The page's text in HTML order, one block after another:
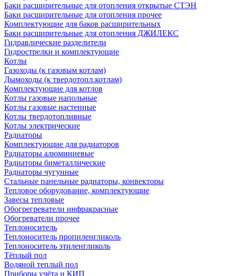
Баки расширительные для отопления открытые СТЭН
Баки расширительные для отопления прочее
Комплектующие для баков расширительных
Баки расширительные для отопления ДЖИЛЕКС
Гидравлические разделители
Гидрострелки и комплектующие
Котлы
Газоходы (к газовым котлам)
Дымоходы (к твердотопл.котлам)
Комплектующие для котлов
Котлы газовые напольные
Котлы газовые настенные
Котлы твердотопливные
Котлы электрические
Радиаторы
Комплектующие для радиаторов
Радиаторы алюминиевые
Радиаторы биметаллические
Радиаторы чугунные
Стальные панельные радиаторы, конвекторы
Тепловое оборудование, комплектующие
Завесы тепловые
Обогрегреватели инфракрасные
Обогреватели прочее
Теплоноситель
Теплоноситель пропиленгликоль
Теплоноситель этиленгликоль
Тёплый пол
Водяной теплый пол
Приборы учёта и КИП